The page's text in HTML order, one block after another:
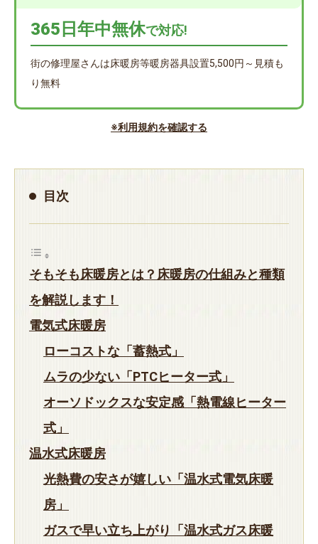
365日年中無休で対応!
街の修理屋さんは床暖房等暖房器具設置5,500円～見積も
り無料
※利用規約を確認する
目次
そもそも床暖房とは？床暖房の仕組みと種類
を解説します！
電気式床暖房
ローコストな「蓄熱式」
ムラの少ない「PTCヒーター式」
オーソドックスな安定感「熱電線ヒーター
式」
温水式床暖房
光熱費の安さが嬉しい「温水式電気床暖
房」
ガスで早い立ち上がり「温水式ガス床暖